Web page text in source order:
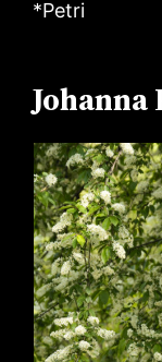
*Petri
Johanna